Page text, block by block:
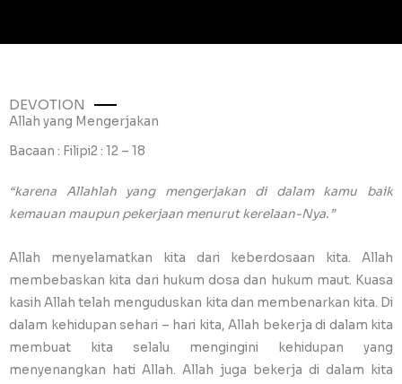
DEVOTION
Allah yang Mengerjakan
Bacaan : Filipi2 : 12 – 18
“karena Allahlah yang mengerjakan di dalam kamu baik
kemauan maupun pekerjaan menurut kerelaan-Nya.”
Allah menyelamatkan kita dari keberdosaan kita. Allah
membebaskan kita dari hukum dosa dan hukum maut. Kuasa
kasih Allah telah menguduskan kita dan membenarkan kita. Di
dalam kehidupan sehari – hari kita, Allah bekerja di dalam kita
membuat kita selalu mengingini kehidupan yang
menyenangkan hati Allah. Allah juga bekerja di dalam kita